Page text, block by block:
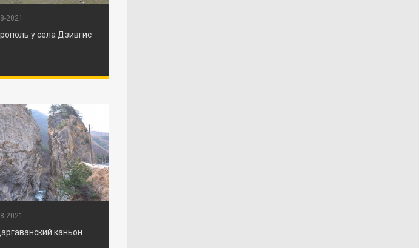
2021
у села Дзивгис
2021
каньон